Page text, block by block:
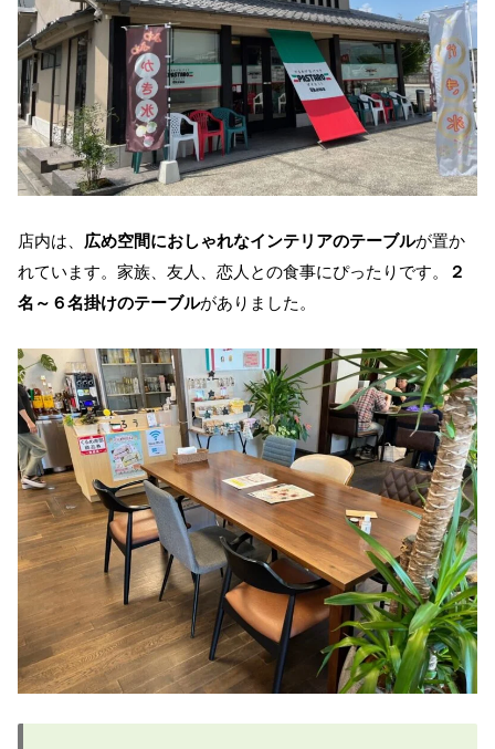
店内は、 広め空間におしゃれなインテリアのテーブルが置か
れています。家族、友人、恋人との食事にぴったりです。
２
名～６名掛けのテーブルがありました。